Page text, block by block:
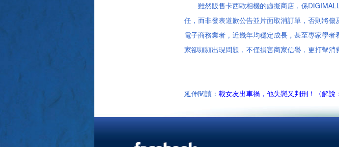
雖然販售卡西歐相機的虛擬商店，係
任，而非發表道歉公告並片面取消訂單，否則將
電子商務業者，近幾年均穩定成長，甚至專家學
家卻頻頻出現問題，不僅損害商家信譽，更打擊消
延伸閱讀： 載女友出車禍，他失戀又判刑！〈解說